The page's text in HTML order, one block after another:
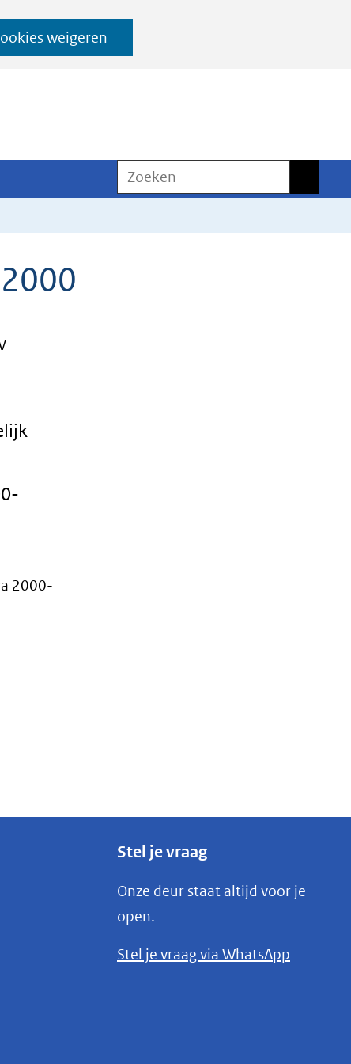
weigeren
Zoeken
2000-
Stel je vraag
Onze deur staat altijd voor je
open.
Stel je vraag via WhatsApp